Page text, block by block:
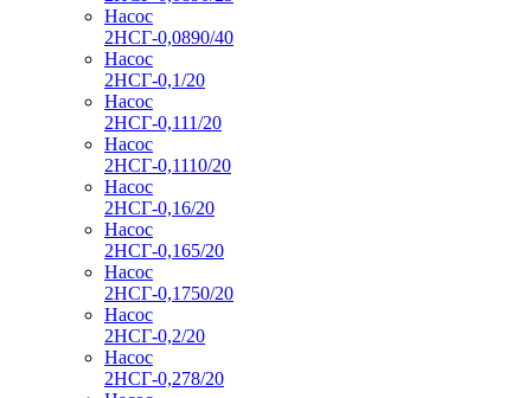
Насос
2НСГ-0,0890/40
Насос
2НСГ-0,1/20
Насос
2НСГ-0,111/20
Насос
2НСГ-0,1110/20
Насос
2НСГ-0,16/20
Насос
2НСГ-0,165/20
Насос
2НСГ-0,1750/20
Насос
2НСГ-0,2/20
Насос
2НСГ-0,278/20